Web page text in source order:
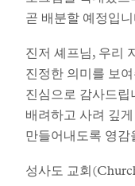
곧 배분할 예정입니
진저 셰프님, 우리
진정한 의미를 보
진심으로 감사드립
배려하고 사려 깊
만들어내도록 영감
성사도 교회